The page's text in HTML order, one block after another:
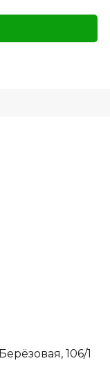
106/1